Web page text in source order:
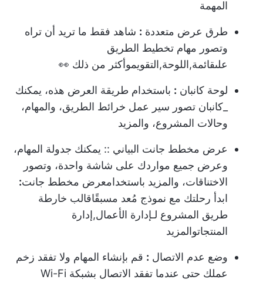
المهمة
طرق عرض متعددة : شاهد فقط ما تريد أن تراه
وتصور مهام تخطيط الطريق
علىقائمة,اللوحة,التقويموأكثر من ذلك 👀
لوحة كانبان : باستخدام طريقة العرض هذه، يمكنك
_كانبان تصور سير عمل خرائط الطريق، والمهام،
وحالات المشروع، والمزيد
عرض مخطط جانت البياني :: يمكنك جدولة المهام،
وعرض جميع مواردك على شاشة واحدة، وتصور
الاختناقات، والمزيد باستخدامعرض مخطط جانت:
ابدأ رحلتك مع نموذج مُعد مسبقًاقالب خارطة
طريق المشروع لـإدارة الأعمال,إدارة
المنتجاتوالمزيد
وضع عدم الاتصال : قم بإنشاء المهام ولا تفقد زخم
عملك حتى عندما تفقد الاتصال بشبكة Wi-Fi